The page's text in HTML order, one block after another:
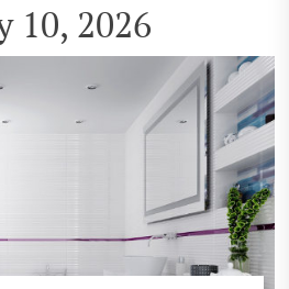
10, 2026